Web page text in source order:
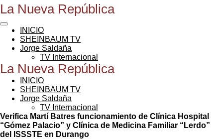
Ir
contenido
principal
La Nueva República
INICIO
SHEINBAUM TV
Jorge Saldaña
TV Internacional
La Nueva República
INICIO
SHEINBAUM TV
Jorge Saldaña
TV Internacional
Verifica Martí Batres funcionamiento de Clínica Hospital
“Gómez Palacio” y Clínica de Medicina Familiar “Lerdo”
del ISSSTE en Durango